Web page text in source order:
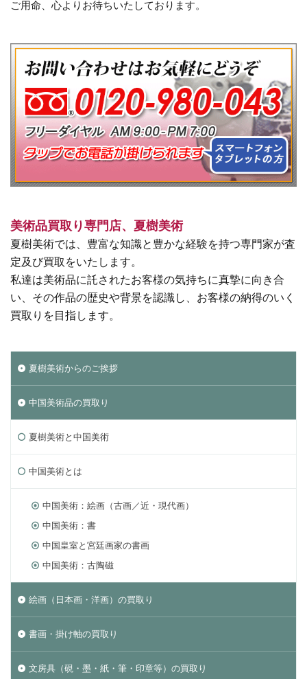
ご用命、心よりお待ちいたしております。
美術品買取り専門店、夏樹美術
夏樹美術では、豊富な知識と豊かな経験を持つ専門家が査
定及び買取をいたします。
私達は美術品に託されたお客様の気持ちに真摯に向き合
い、その作品の歴史や背景を認識し、お客様の納得のいく
買取りを目指します。
夏樹美術からのご挨拶
中国美術品の買取り
夏樹美術と中国美術
中国美術とは
中国美術：絵画（古画／近・現代画）
中国美術：書
中国皇室と宮廷画家の書画
中国美術：古陶磁
絵画（日本画・洋画）の買取り
書画・掛け軸の買取り
文房具（硯・墨・紙・筆・印章等）の買取り